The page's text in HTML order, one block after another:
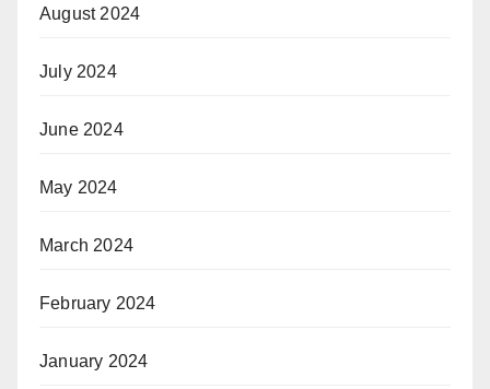
August 2024
July 2024
June 2024
May 2024
March 2024
February 2024
January 2024